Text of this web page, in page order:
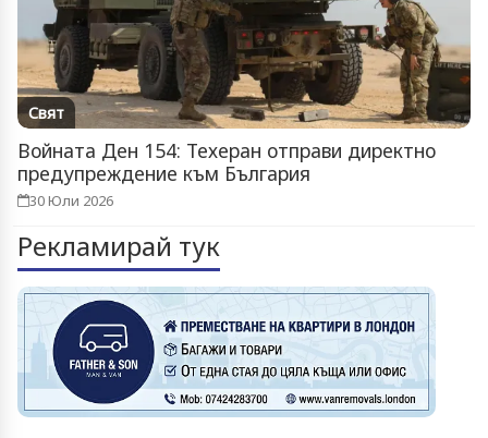
Свят
Войната Ден 154: Техеран отправи директно
предупреждение към България
30 Юли 2026
Рекламирай тук